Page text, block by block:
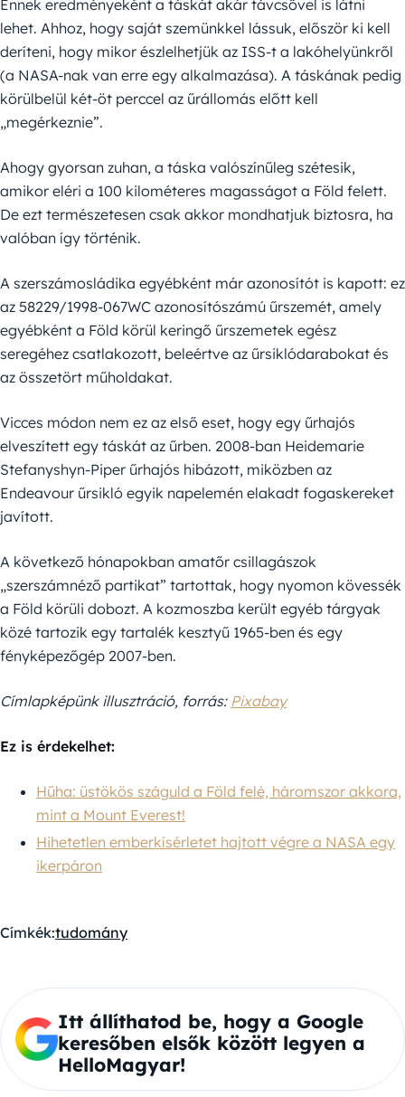
Ennek eredményeként a táskát akár távcsővel is látni
lehet. Ahhoz, hogy saját szemünkkel lássuk, először ki kell
deríteni, hogy mikor észlelhetjük az ISS-t a lakóhelyünkről
(a NASA-nak van erre egy alkalmazása). A táskának pedig
körülbelül két-öt perccel az űrállomás előtt kell
„megérkeznie”.
Ahogy gyorsan zuhan, a táska valószínűleg szétesik,
amikor eléri a 100 kilométeres magasságot a Föld felett.
De ezt természetesen csak akkor mondhatjuk biztosra, ha
valóban így történik.
A szerszámosládika egyébként már azonosítót is kapott: ez
az 58229/1998-067WC azonosítószámú űrszemét, amely
egyébként a Föld körül keringő űrszemetek egész
seregéhez csatlakozott, beleértve az űrsiklódarabokat és
az összetört műholdakat.
Vicces módon nem ez az első eset, hogy egy űrhajós
elveszített egy táskát az űrben. 2008-ban Heidemarie
Stefanyshyn-Piper űrhajós hibázott, miközben az
Endeavour űrsikló egyik napelemén elakadt fogaskereket
javított.
A következő hónapokban amatőr csillagászok
„szerszámnéző partikat” tartottak, hogy nyomon kövessék
a Föld körüli dobozt. A kozmoszba került egyéb tárgyak
közé tartozik egy tartalék kesztyű 1965-ben és egy
fényképezőgép 2007-ben.
Címlapképünk illusztráció, forrás: Pixabay
Ez is érdekelhet:
Hűha: üstökös száguld a Föld felé, háromszor akkora,
mint a Mount Everest!
Hihetetlen emberkísérletet hajtott végre a NASA egy
ikerpáron
Címkék:tudomány
Itt állíthatod be, hogy a Google
keresőben elsők között legyen a
HelloMagyar!